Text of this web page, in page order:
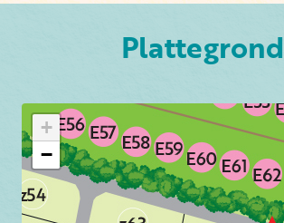
Plattegrond
+
−